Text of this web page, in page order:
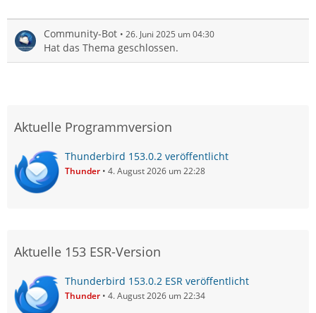
Community-Bot 26. Juni 2025 um 04:30
Hat das Thema geschlossen.
Aktuelle Programmversion
Thunderbird 153.0.2 veröffentlicht
Thunder 4. August 2026 um 22:28
Aktuelle 153 ESR-Version
Thunderbird 153.0.2 ESR veröffentlicht
Thunder 4. August 2026 um 22:34